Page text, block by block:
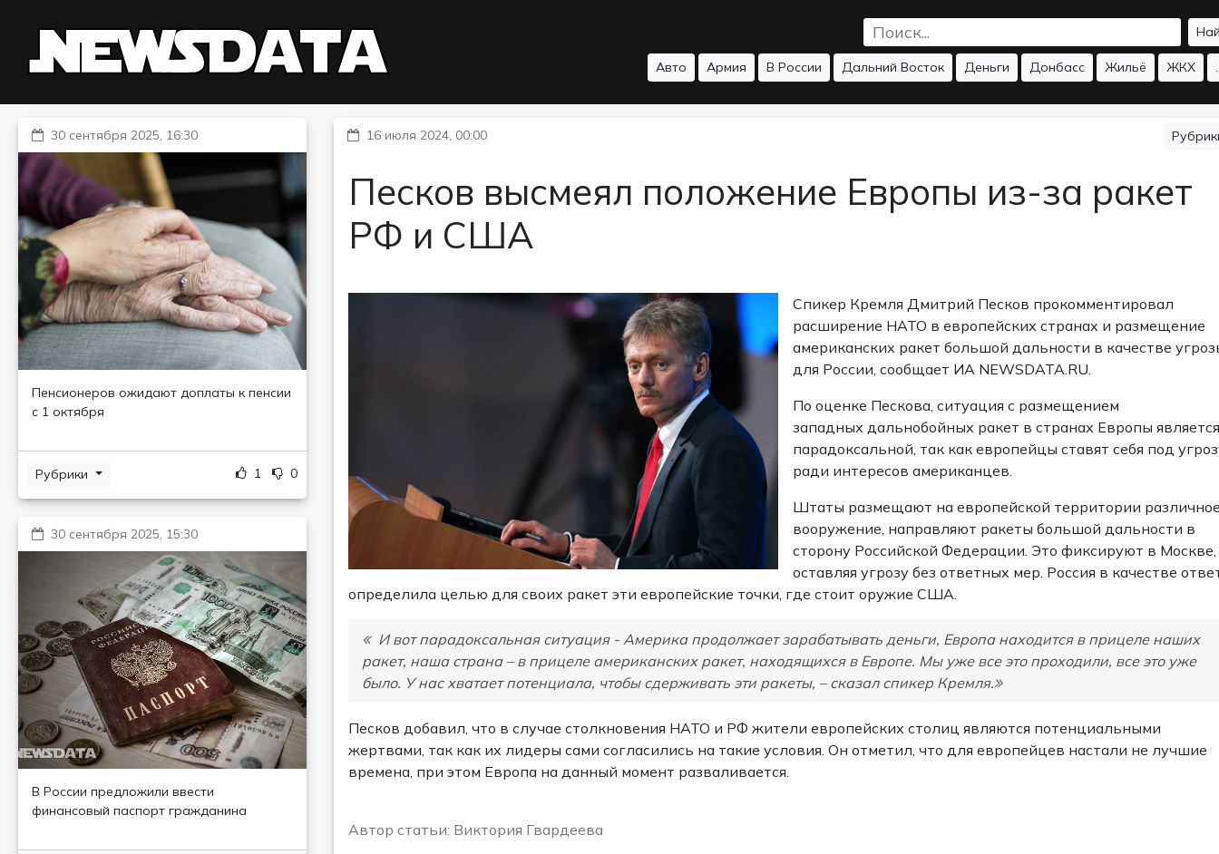
Авто Армия В России Дальний Восток Деньги Донбасс Жильё ЖКХ
30 сентября 2025, 16:30
Пенсионеров ожидают доплаты к пенсии
с 1 октября
Рубрики 1 0
30 сентября 2025, 15:30
В России предложили ввести
финансовый паспорт гражданина
16 июля 2024, 00:00
Песков высмеял положение Европы из-за ракет
РФ и США
Спикер Кремля Дмитрий Песков прокомментировал
расширение НАТО в европейских странах и размещение
американских ракет большой дальности в качестве
для России, сообщает ИА NEWSDATA.RU.
По оценке Пескова, ситуация с размещением
западных дальнобойных ракет в странах Европы является
парадоксальной, так как европейцы ставят себя под
ради интересов американцев.
Штаты размещают на европейской территории
вооружение, направляют ракеты большой дальности в
сторону Российской Федерации. Это фиксируют в Москве,
оставляя угрозу без ответных мер. Россия в качестве
определила целью для своих ракет эти европейские точки, где стоит оружие США.
И вот парадоксальная ситуация - Америка продолжает зарабатывать деньги, Европа находится в прицеле наших
ракет, наша страна – в прицеле американских ракет, находящихся в Европе. Мы уже все это проходили, все это уже
было. У нас хватает потенциала, чтобы сдерживать эти ракеты, – сказал спикер Кремля.
Песков добавил, что в случае столкновения НАТО и РФ жители европейских столиц являются потенциальными
жертвами, так как их лидеры сами согласились на такие условия. Он отметил, что для европейцев настали не лучшие
времена, при этом Европа на данный момент разваливается.
Автор статьи: Виктория Гвардеева